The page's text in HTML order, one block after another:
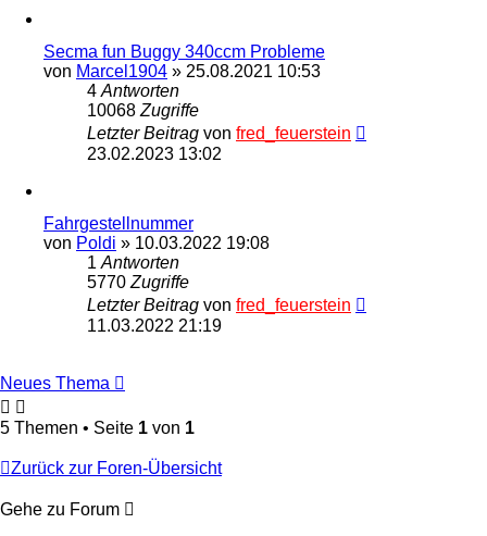
Secma fun Buggy 340ccm Probleme
von Marcel1904 » 25.08.2021 10:53
4 Antworten
10068 Zugriffe
Letzter Beitrag von fred_feuerstein
23.02.2023 13:02
Fahrgestellnummer
von Poldi » 10.03.2022 19:08
1 Antworten
5770 Zugriffe
Letzter Beitrag von fred_feuerstein
11.03.2022 21:19
Neues Thema
5 Themen • Seite 1 von 1
Zurück zur Foren-Übersicht
Gehe zu Forum